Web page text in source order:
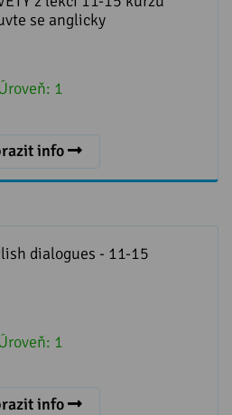
se anglicky
1
info
dialogues - 11-15
1
info